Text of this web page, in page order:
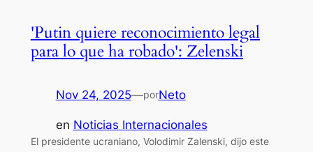
'Putin quiere reconocimiento legal
para lo que ha robado': Zelenski
Nov 24, 2025—porNeto
en Noticias Internacionales
El presidente ucraniano, Volodimir Zalenski, dijo este